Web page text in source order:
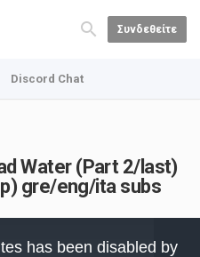
Συνδεθείτε
Discord Chat
Water (Part 2/last)
gre/eng/ita subs
has been disabled by